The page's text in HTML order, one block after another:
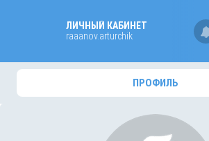
ЛИЧНЫЙ КАБИНЕТ
raaanov.arturchik
ПРОФИЛЬ